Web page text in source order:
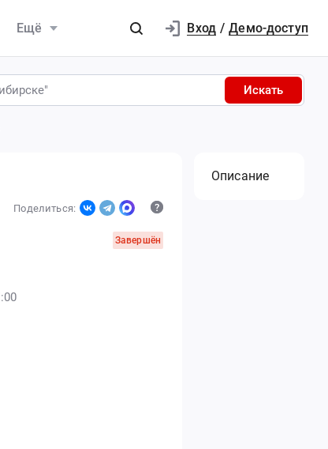
Ещё Вход / Демо-доступ
Искать
Поделиться:
Завершён
Описание